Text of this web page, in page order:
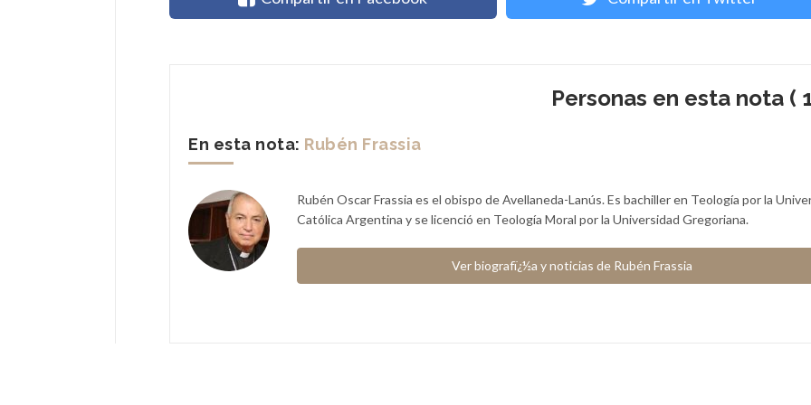
Personas en esta nota (
En esta nota: Rubén Frassia
Rubén Oscar Frassia es el obispo de Avellaneda-Lanús. Es bachiller en Teología por la
Católica Argentina y se licenció en Teología Moral por la Universidad Gregoriana.
Ver biografï¿½a y noticias de Rubén Frassia